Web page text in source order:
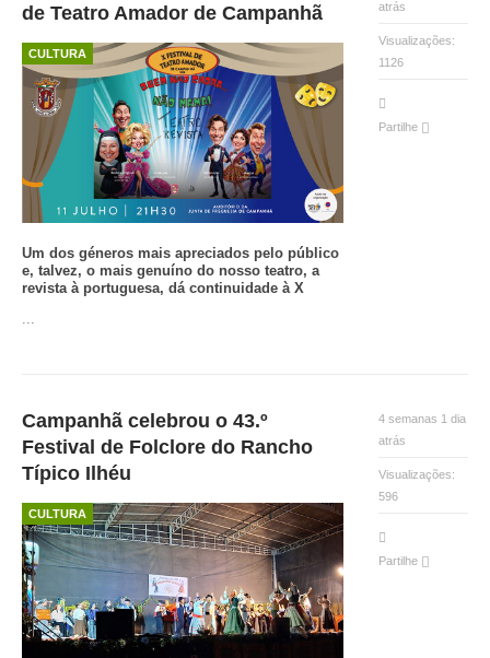
de Teatro Amador de Campanhã
CULTURA
Um dos géneros mais apreciados pelo público
e, talvez, o mais genuíno do nosso teatro, a
revista à portuguesa, dá continuidade à X
atrás
Visualizações:
1126
Partilhe
Campanhã celebrou o 43.º
Festival de Folclore do Rancho
Típico Ilhéu
CULTURA
4 semanas 1 dia
atrás
Visualizações:
596
Partilhe